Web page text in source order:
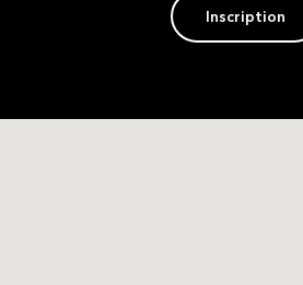
Inscription